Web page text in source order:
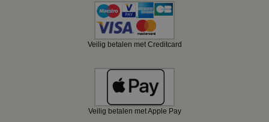
Veilig betalen met Creditcard
Veilig betalen met Apple Pay